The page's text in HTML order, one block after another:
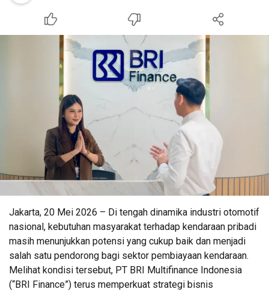
Jakarta, 20 Mei 2026 – Di tengah dinamika industri otomotif
nasional, kebutuhan masyarakat terhadap kendaraan pribadi
masih menunjukkan potensi yang cukup baik dan menjadi
salah satu pendorong bagi sektor pembiayaan kendaraan.
Melihat kondisi tersebut, PT BRI Multifinance Indonesia
(“BRI Finance”) terus memperkuat strategi bisnis